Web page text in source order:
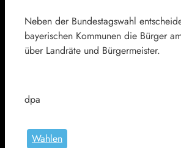
Neben der Bundestagswahl
bayerischen Kommunen die Bürger
über Landräte und Bürgermeister.
dpa
Wahlen